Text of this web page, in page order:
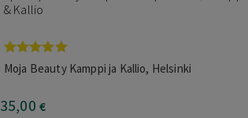
& Kallio
Arvostelu
tuotteesta:
Moja Beauty Kamppi ja Kallio, Helsinki
35,00 €